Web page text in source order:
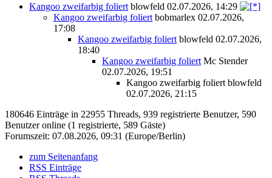
Kangoo zweifarbig foliert blowfeld 02.07.2026, 14:29
Kangoo zweifarbig foliert bobmarlex 02.07.2026,
17:08
Kangoo zweifarbig foliert blowfeld 02.07.2026,
18:40
Kangoo zweifarbig foliert Mc Stender
02.07.2026, 19:51
Kangoo zweifarbig foliert blowfeld
02.07.2026, 21:15
180646 Einträge in 22955 Threads, 939 registrierte Benutzer, 590
Benutzer online (1 registrierte, 589 Gäste)
Forumszeit: 07.08.2026, 09:31 (Europe/Berlin)
zum Seitenanfang
RSS Einträge